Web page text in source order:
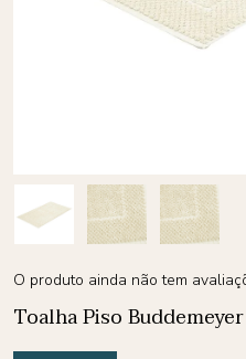
O produto ainda não tem
Toalha Piso